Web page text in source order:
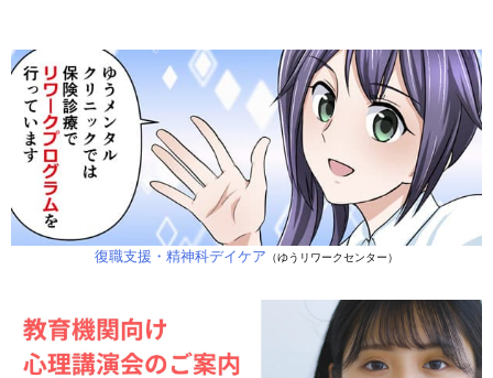
復職支援・精神科デイケア （ゆうリワークセンター）